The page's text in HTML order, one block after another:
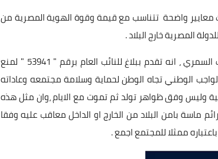
معايير واضحة تتناسب مع قيمة وقوة الهوية المصرية من
المصرية خارج البلاد .
و فى تصريح خاص لجريدة " بدايه نيوز " أوضح المستشار القانوني اشرف السمري ، انه تقدم ببلاغ للنائب العام برقم " 53941 " لمنع
الوطني تجاه الوطن لحماية وسلامة مجتمعه وعاداته
وليس وفق ظواهر تولد ثم تموت مع الايام ،وان مثل هذه
بامن البلاد من الخارج او الداخل معاقب عليه وفقا
ممثلا للمجتمع اجمع .